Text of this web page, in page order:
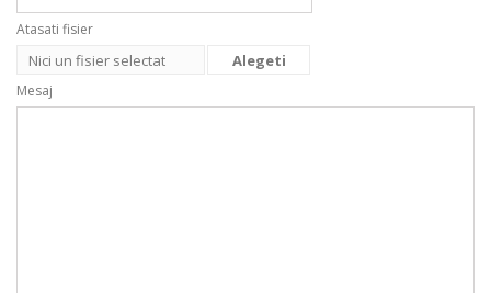
Atasati fisier
Nici un fisier selectat
Alegeti
Mesaj